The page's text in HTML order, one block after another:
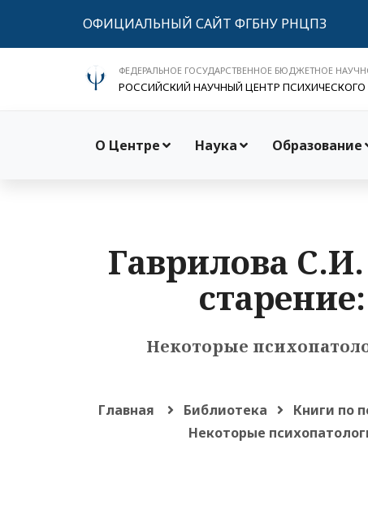
ОФИЦИАЛЬНЫЙ САЙТ ФГБНУ РНЦПЗ
ФЕДЕРАЛЬНОЕ ГОСУДАРСТВЕННОЕ БЮДЖЕТНОЕ
РОССИЙСКИЙ НАУЧНЫЙ ЦЕНТР
О Центре Наука Образование
Гаврилова
Некоторые
Главная Библиотека Книги по
Некоторые